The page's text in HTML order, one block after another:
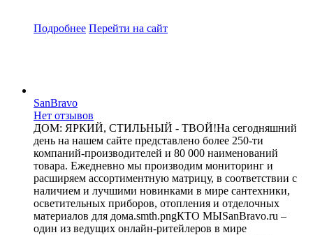
Подробнее Перейти на сайт
SanBravo
Нет отзывов
ДОМ: ЯРКИЙ, СТИЛЬНЫЙ - ТВОЙ!На сегодняшний
день на нашем сайте представлено более 250-ти
компаний-производителей и 80 000 наименований
товара. Ежедневно мы производим мониторинг и
расширяем ассортиментную матрицу, в соответствии с
наличием и лучшими новинками в мире сантехники,
осветительных приборов, отопления и отделочных
материалов для дома.smth.pngКТО МЫSanBravo.ru –
один из ведущих онлайн-ритейлеров в мире